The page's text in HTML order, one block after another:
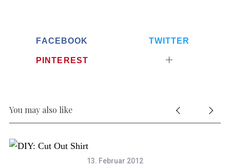
FACEBOOK TWITTER
PINTEREST
You may also like
13. Februar 2012